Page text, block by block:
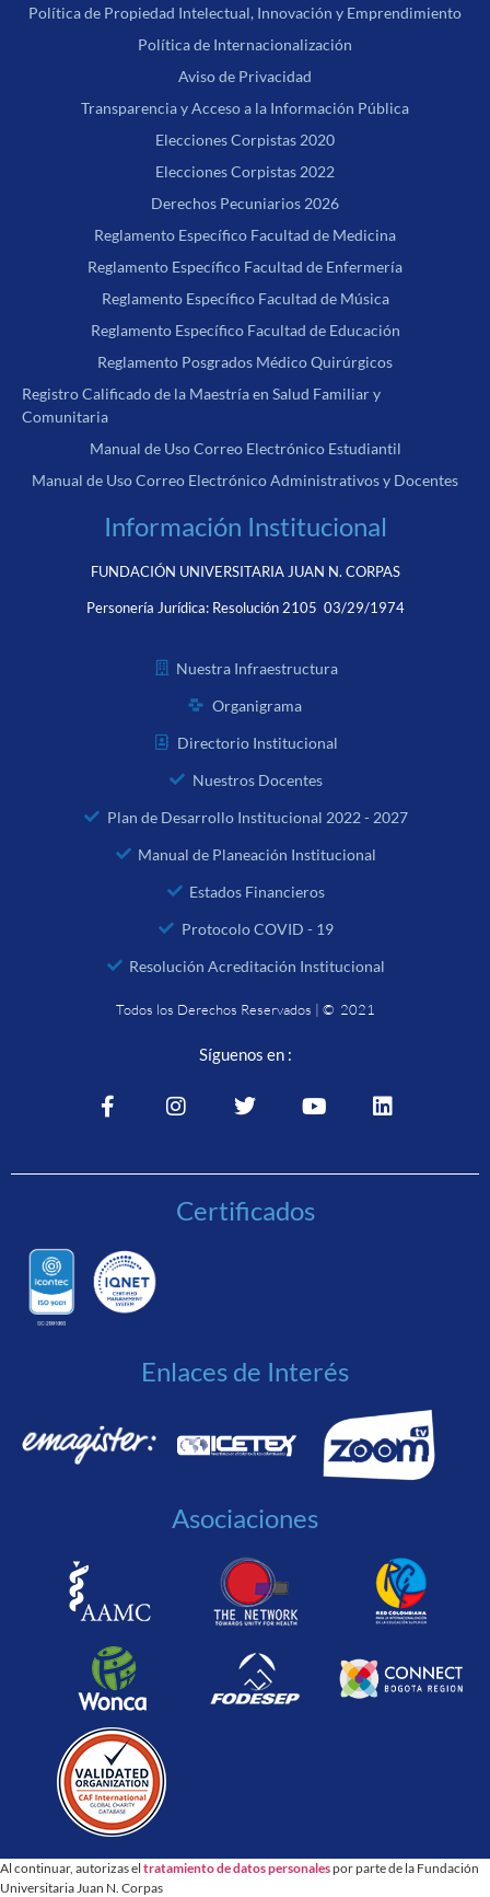
Política de Propiedad Intelectual, Innovación y Emprendimiento
Política de Internacionalización
Aviso de Privacidad
Transparencia y Acceso a la Información Pública
Elecciones Corpistas 2020
Elecciones Corpistas 2022
Derechos Pecuniarios 2026
Reglamento Específico Facultad de Medicina
Reglamento Específico Facultad de Enfermería
Reglamento Específico Facultad de Música
Reglamento Específico Facultad de Educación
Reglamento Posgrados Médico Quirúrgicos
Registro Calificado de la Maestría en Salud Familiar y
Comunitaria
Manual de Uso Correo Electrónico Estudiantil
Manual de Uso Correo Electrónico Administrativos y Docentes
Información Institucional
FUNDACIÓN UNIVERSITARIA JUAN N. CORPAS
Personería Jurídica: Resolución 2105 03/29/1974
Nuestra Infraestructura
Organigrama
Directorio Institucional
Nuestros Docentes
Plan de Desarrollo Institucional 2022 - 2027
Manual de Planeación Institucional
Estados Financieros
Protocolo COVID - 19
Resolución Acreditación Institucional
Todos los Derechos Reservados | © 2021
Síguenos en :
Certificados
Enlaces de Interés
Asociaciones
Al continuar, autorizas el tratamiento de datos personalespor parte de la Fundación
Universitaria Juan N. Corpas